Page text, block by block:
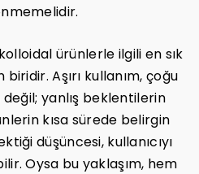
kolloidal ürünlerle ilgili en sık
Aşırı kullanım, çoğu
yanlış beklentilerin
kısa sürede belirgin
düşüncesi, kullanıcıyı
Oysa bu yaklaşım, hem